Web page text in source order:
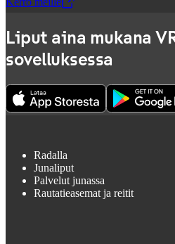
Liput aina mukana
sovelluksessa
Radalla
Junaliput
Palvelut junassa
Rautatieasemat ja reitit